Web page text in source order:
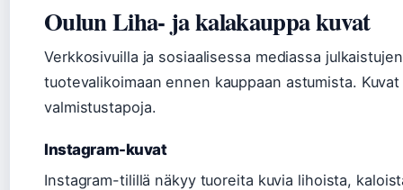
Oulun Liha- ja kalakauppa kuvat
Verkkosivuilla ja sosiaalisessa mediassa
tuotevalikoimaan ennen kauppaan astumista.
valmistustapoja.
Instagram-kuvat
Instagram-tilillä näkyy tuoreita kuvia lihoista,